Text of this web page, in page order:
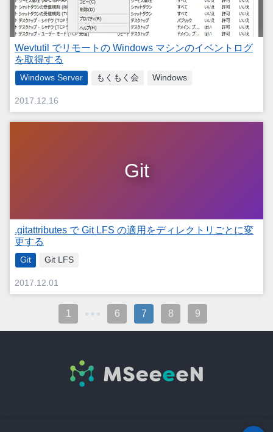
Wevtutil でリモートの Windows マシンのイベントログ
を取得する
Windows Server もくもく会 Windows
2017.12.16
Git
.gitattributes で Git LFS の適用をディレクトリごとに変
更する
Git Git LFS
2017.12.01
1 6 7 8 9